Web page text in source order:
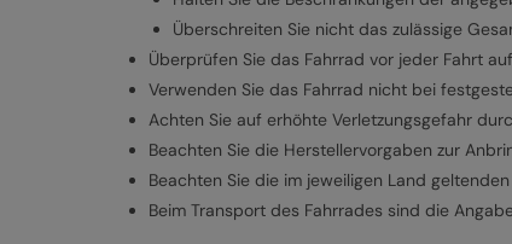
Überschreiten Sie nicht das zulässige
Überprüfen Sie das Fahrrad vor jeder Fahrt
Verwenden Sie das Fahrrad nicht bei
Achten Sie auf erhöhte Verletzungsgefahr
Beachten Sie die Herstellervorgaben zur
Beachten Sie die im jeweiligen Land
Beim Transport des Fahrrades sind die